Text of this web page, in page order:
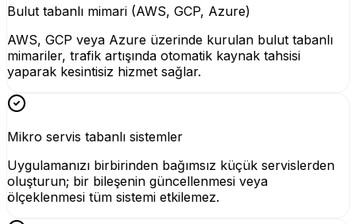
Bulut tabanlı mimari (AWS, GCP, Azure)
AWS, GCP veya Azure üzerinde kurulan bulut tabanlı
mimariler, trafik artışında otomatik kaynak tahsisi
yaparak kesintisiz hizmet sağlar.
Mikro servis tabanlı sistemler
Uygulamanızı birbirinden bağımsız küçük servislerden
oluşturun; bir bileşenin güncellenmesi veya
ölçeklenmesi tüm sistemi etkilemez.